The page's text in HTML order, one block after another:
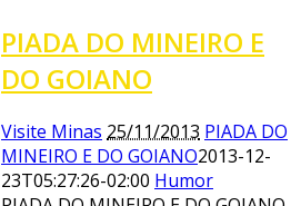
PIADA DO MINEIRO E
DO GOIANO
Visite Minas 25/11/2013 PIADA DO
MINEIRO E DO GOIANO2013-12-
23T05:27:26-02:00 Humor